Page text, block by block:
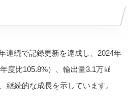
連続で記録更新を達成し、2024年
度比105.8%）、輸出量3.1万㎘
継続的な成長を示しています。